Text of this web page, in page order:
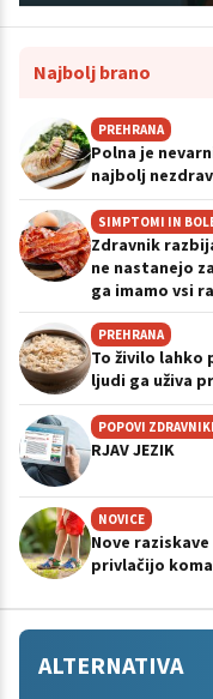
Najbolj brano
PREHRANA
Polna je
najbolj
SIMPTOMI IN
Zdravnik
ne nastanejo
ga imamo vsi
PREHRANA
To živilo lahko
ljudi ga uživa
POPOVI ZDRAVNIKI
RJAV JEZIK
NOVICE
Nove
privlačijo
ALTERNATIVA